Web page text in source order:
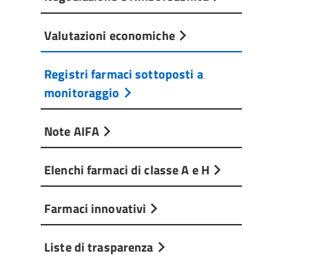
Valutazioni economiche
Registri farmaci sottoposti a
monitoraggio
Note AIFA
Elenchi farmaci di classe A e H
Farmaci innovativi
Liste di trasparenza